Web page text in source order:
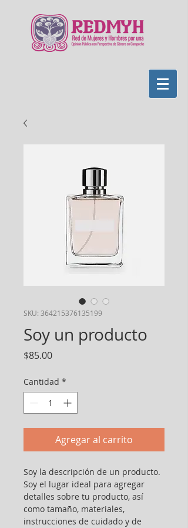
SKU: 364215376135199
Soy un producto
$85.00Precio
Cantidad *
Agregar al carrito
Soy la descripción de un producto.
Soy el lugar ideal para agregar
detalles sobre tu producto, así
como tamaño, materiales,
instrucciones de cuidado y de